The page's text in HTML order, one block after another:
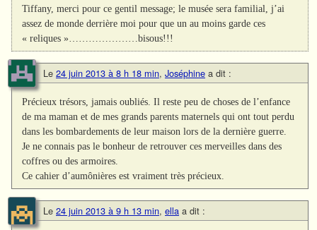
Tiffany, merci pour ce gentil message; le musée sera familial, j’ai
assez de monde derrière moi pour que un au moins garde ces
« reliques »…………………bisous!!!
Le 24 juin 2013 à 8 h 18 min, Joséphine a dit :
Précieux trésors, jamais oubliés. Il reste peu de choses de l’enfance
de ma maman et de mes grands parents maternels qui ont tout perdu
dans les bombardements de leur maison lors de la dernière guerre.
Je ne connais pas le bonheur de retrouver ces merveilles dans des
coffres ou des armoires.
Ce cahier d’aumônières est vraiment très précieux.
Le 24 juin 2013 à 9 h 13 min, ella a dit :